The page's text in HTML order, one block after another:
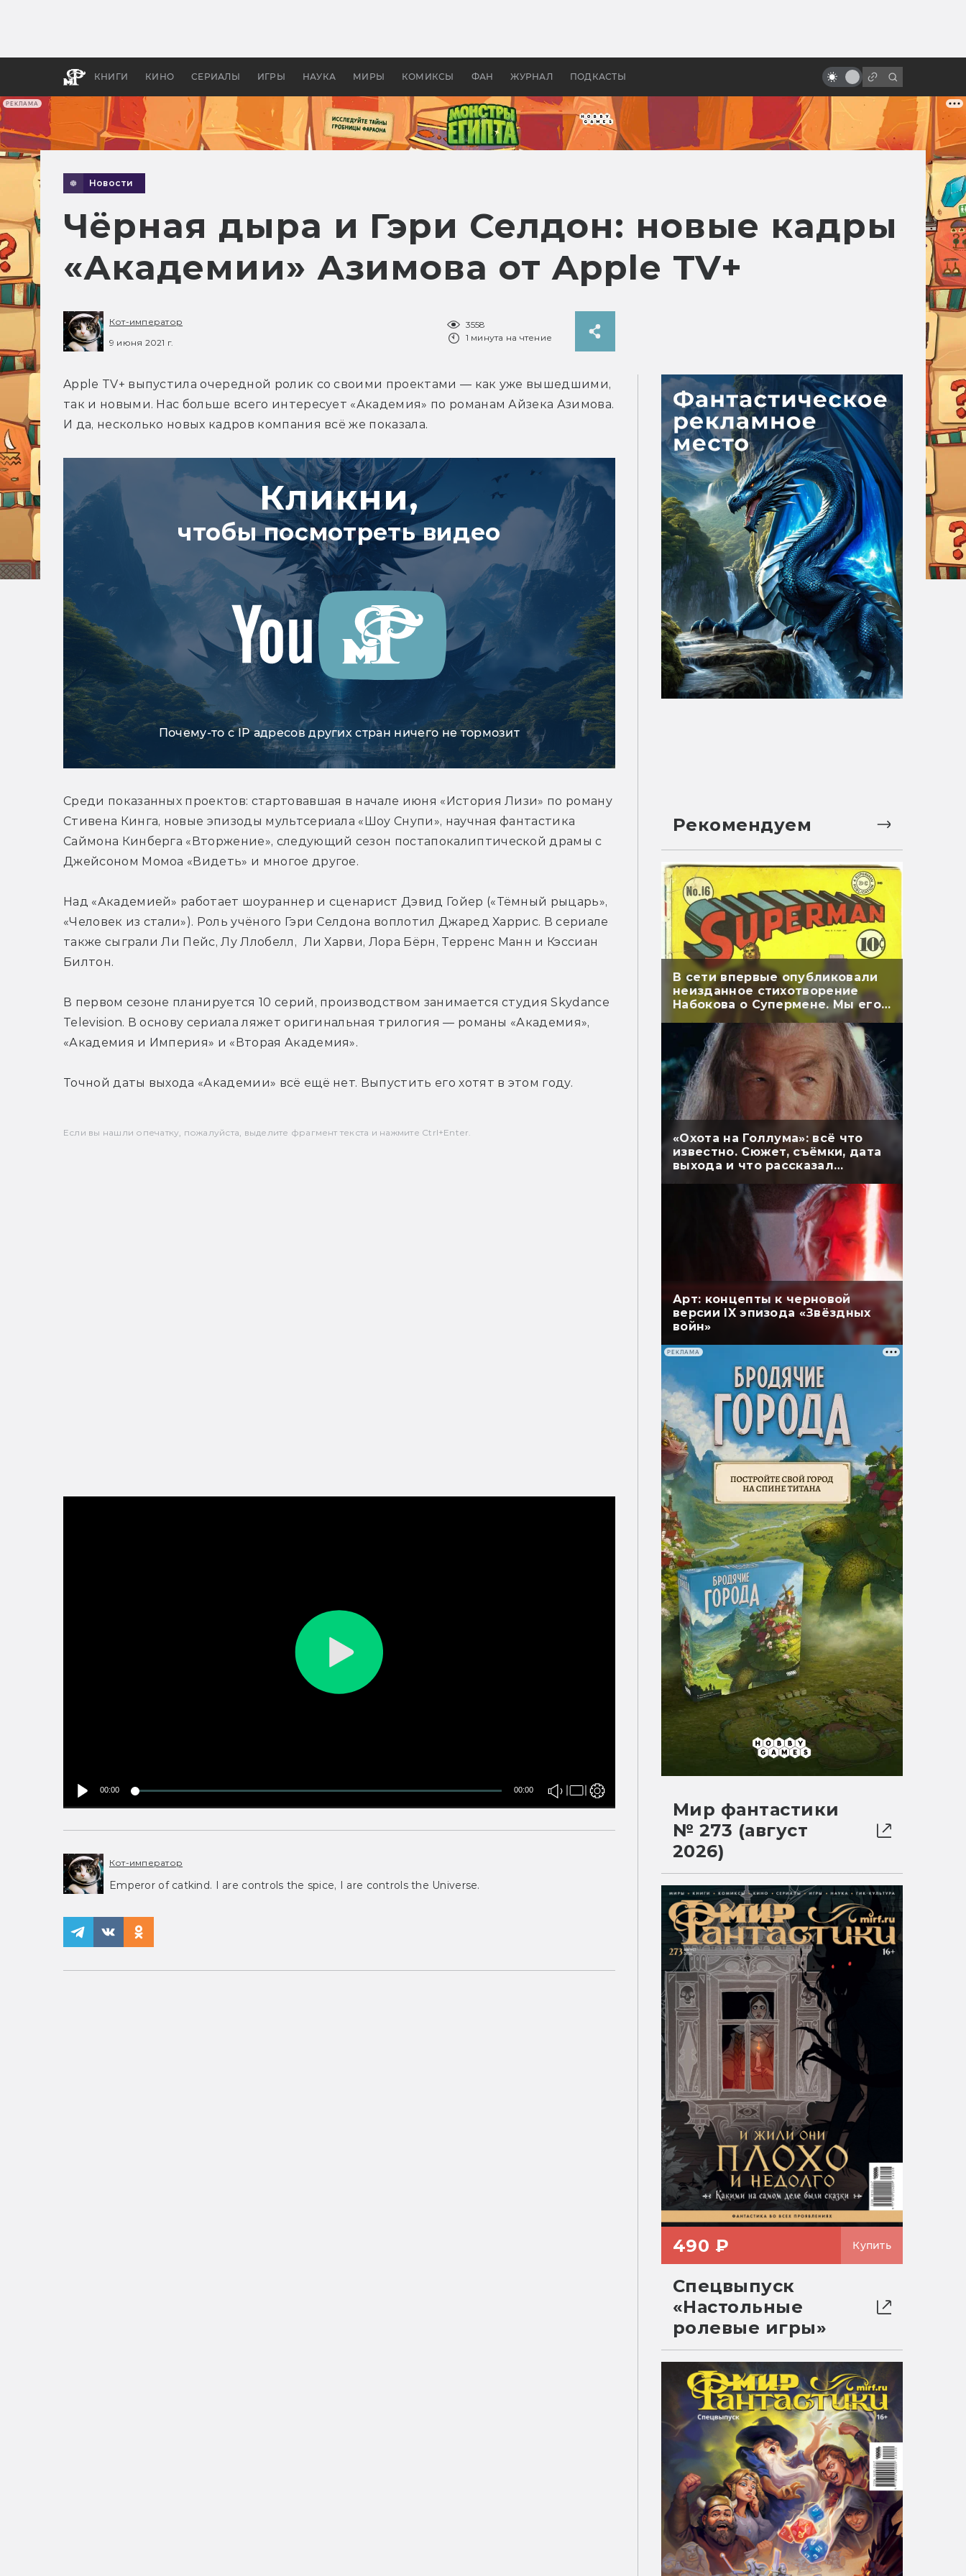
РЕКЛАМА
КНИГИ КИНО СЕРИАЛЫ ИГРЫ НАУКА МИРЫ КОМИКСЫ ФАН ЖУРНАЛ ПОДКАСТЫ
апокалипсис, в России —
бы «Властелина колец»
катастрофа
Новости
Чёрная дыра и Гэри Селдон: новые кадры
«Академии» Азимова от Apple TV+
Кот-император
9 июня 2021 г.
3558
1 минута на чтение
Apple TV+ выпустила очередной ролик со своими проектами — как уже вышедшими,
так и новыми. Нас больше всего интересует «Академия» по романам Айзека Азимова.
И да, несколько новых кадров компания всё же показала.
Кликни,
чтобы посмотреть видео
Почему-то с IP адресов других стран ничего не тормозит
Среди показанных проектов: стартовавшая в начале июня «История Лизи» по роману
Стивена Кинга, новые эпизоды мультсериала «Шоу Снупи», научная фантастика
Саймона Кинберга «Вторжение», следующий сезон постапокалиптической драмы с
Джейсоном Момоа «Видеть» и многое другое.
Над «Академией» работает шоураннер и сценарист Дэвид Гойер («Тёмный рыцарь»,
«Человек из стали»). Роль учёного Гэри Селдона воплотил Джаред Харрис. В сериале
также сыграли Ли Пейс, Лу Ллобелл,  Ли Харви, Лора Бёрн, Терренс Манн и Кэссиан
Билтон.
В первом сезоне планируется 10 серий, производством занимается студия Skydance
Television. В основу сериала ляжет оригинальная трилогия — романы «Академия»,
«Академия и Империя» и «Вторая Академия».
Точной даты выхода «Академии» всё ещё нет. Выпустить его хотят в этом году.
Если вы нашли опечатку, пожалуйста, выделите фрагмент текста и нажмите Ctrl+Enter.
00:00 00:00
Кот-император
Emperor of catkind. I are controls the spice, I are controls the Universe.
Рекомендуем
В сети впервые опубликовали
неизданное стихотворение
Набокова о Супермене. Мы его
перевели
«Охота на Голлума»: всё что
известно. Сюжет, съёмки, дата
выхода и что рассказал
Арт: концепты к черновой
версии IX эпизода «Звёздных
войн»
РЕКЛАМА
Мир фантастики
№ 273 (август
2026)
490 ₽ Купить
Спецвыпуск
«Настольные
ролевые игры»